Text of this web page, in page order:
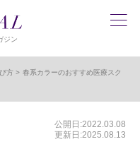
ジン
方
春系カラーのおすすめ医療スク
公開日:2022.03.08
更新日:2025.08.13